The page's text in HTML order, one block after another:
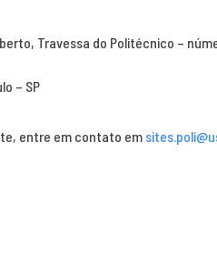
Travessa do Politécnico –
– SP
entre em contato em